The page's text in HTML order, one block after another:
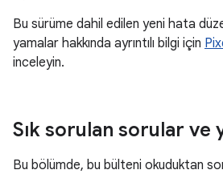
Bu sürüme dahil edilen yeni hata
yamalar hakkında ayrıntılı bilgi için
inceleyin.
Sık sorulan sorular ve
Bu bölümde, bu bülteni okuduktan